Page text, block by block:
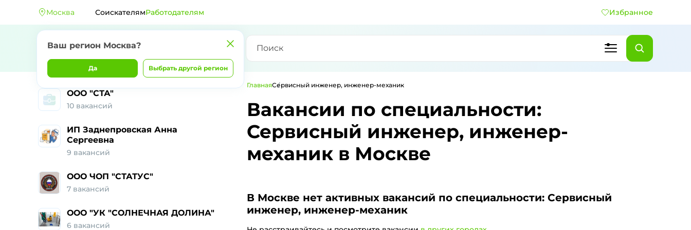
Москва
Ваш регион Москва?
Да Выбрать другой регион
СоискателямРаботодателям Избранное
ООО "СТА"
10 вакансий
ИП Заднепровская Анна
Сергеевна
9 вакансий
ООО ЧОП "СТАТУС"
7 вакансий
ООО "УК "СОЛНЕЧНАЯ ДОЛИНА"
6 вакансий
ГлавнаяСервисный инженер, инженер-механик
Вакансии по специальности:
Сервисный инженер, инженер-
механик в Москве
В Москве нет активных вакансий по специальности: Сервисный
инженер, инженер-механик